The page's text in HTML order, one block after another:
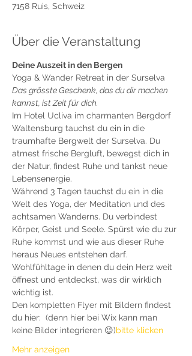
7158 Ruis, Schweiz
Über die Veranstaltung
Deine Auszeit in den Bergen
Yoga & Wander Retreat in der Surselva
Das grösste Geschenk, das du dir machen
kannst, ist Zeit für dich.
Im Hotel Ucliva im charmanten Bergdorf
Waltensburg tauchst du ein in die
traumhafte Bergwelt der Surselva. Du
atmest frische Bergluft, bewegst dich in
der Natur, findest Ruhe und tankst neue
Lebensenergie.
Während 3 Tagen tauchst du ein in die
Welt des Yoga, der Meditation und des
achtsamen Wanderns. Du verbindest
Körper, Geist und Seele. Spürst wie du zur
Ruhe kommst und wie aus dieser Ruhe
heraus Neues entstehen darf.
Wohlfühltage in denen du dein Herz weit
öffnest und entdeckst, was dir wirklich
wichtig ist.
Den kompletten Flyer mit Bildern findest
du hier: (denn hier bei Wix kann man
keine Bilder integrieren 😉)bitte klicken
Mehr anzeigen